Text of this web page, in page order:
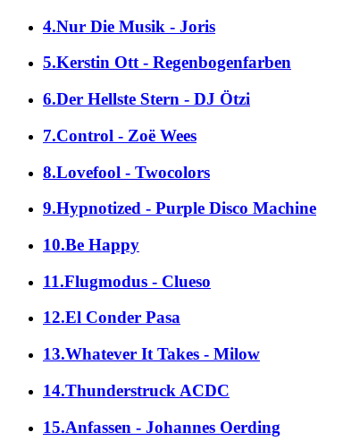
4.Nur Die Musik - Joris
5.Kerstin Ott - Regenbogenfarben
6.Der Hellste Stern - DJ Ötzi
7.Control - Zoë Wees
8.Lovefool - Twocolors
9.Hypnotized - Purple Disco Machine
10.Be Happy
11.Flugmodus - Clueso
12.El Conder Pasa
13.Whatever It Takes - Milow
14.Thunderstruck ACDC
15.Anfassen - Johannes Oerding